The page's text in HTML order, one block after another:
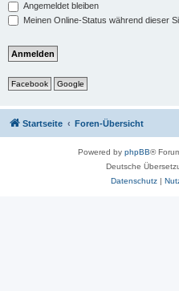
Angemeldet bleiben
Meinen Online-Status während dieser
Facebook Google
Startseite Foren-Übersicht
Powered by phpBB®
Deutsche
Datenschutz|